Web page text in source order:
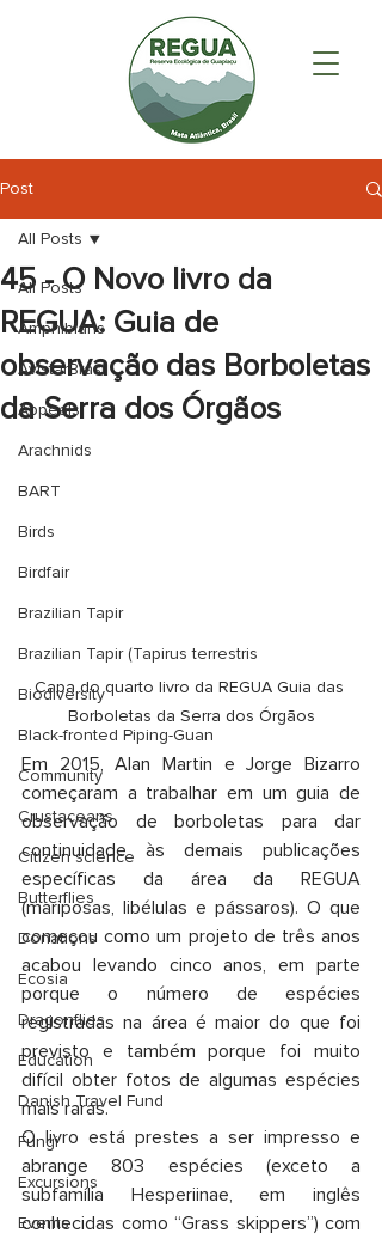
Post
All Posts
Amphibians
AvistarBrasil
Appeals
Arachnids
BART
Birds
Birdfair
Brazilian Tapir
Brazilian Tapir (Tapirus terrestris
Biodiversity
Black-fronted Piping-Guan
Community
Crustaceans
Citizen science
Butterflies
Donations
Ecosia
Dragonflies
Education
Danish Travel Fund
Fungi
Excursions
Events
All Posts
45 - O Novo livro da
REGUA: Guia de
observação das Borboletas
da Serra dos Órgãos
Capa do quarto livro da REGUA Guia das
Borboletas da Serra dos Órgãos
Em 2015, Alan Martin e Jorge Bizarro
começaram a trabalhar em um guia de
observação de borboletas para dar
continuidade às demais publicações
específicas da área da REGUA
(mariposas, libélulas e pássaros). O que
começou como um projeto de três anos
acabou levando cinco anos, em parte
porque o número de espécies
registradas na área é maior do que foi
previsto e também porque foi muito
difícil obter fotos de algumas espécies
mais raras.
O livro está prestes a ser impresso e
abrange 803 espécies (exceto a
subfamília Hesperiinae, em inglês
conhecidas como “Grass skippers”) com